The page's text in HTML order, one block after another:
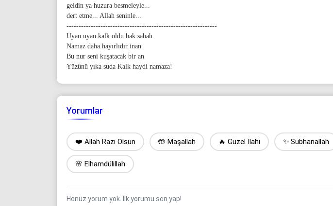
geldin ya huzura besmeleyle...
dert etme... Allah seninle...
--------------------------------------------------------------
Uyan uyan kalk oldu bak sabah
Namaz daha hayırlıdır inan
Bu nur seni kuşatacak bir an
Yüzünü yıka suda Kalk haydi namaza!
Yorumlar
❤️ Allah Razı Olsun 🤲 Maşallah 🔥 Güzel İlahi ✨ Sübhanallah
🌸 Elhamdülillah
Henüz yorum yok. İlk yorumu sen yap!